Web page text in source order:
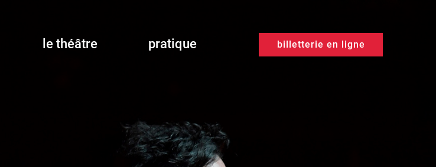
le théâtre pratique billetterie en ligne